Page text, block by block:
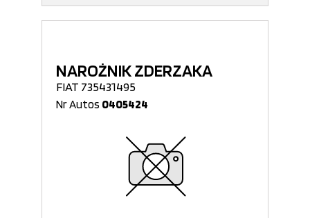
NAROŻNIK ZDERZAKA
FIAT 735431495
Nr Autos 0405424